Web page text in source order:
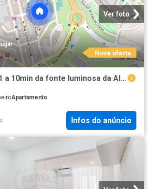
Ver foto
Nova oferta
Apartamento T1 a 10min da fonte luminosa da Alameda
Apartamento
Infos do anúncio